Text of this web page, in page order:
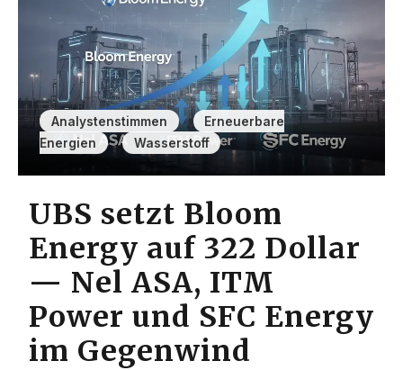
Analystenstimmen ,
Erneuerbare
Energien
, Wasserstoff
UBS setzt Bloom
Energy auf 322 Dollar
— Nel ASA, ITM
Power und SFC Energy
im Gegenwind